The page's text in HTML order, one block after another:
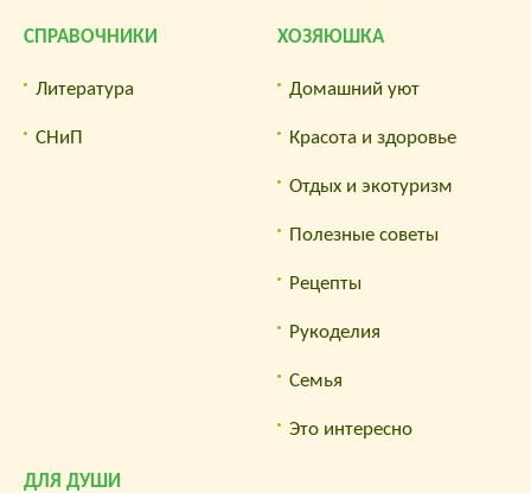
СПРАВОЧНИКИ
Литература
СНиП
ХОЗЯЮШКА
Домашний уют
Красота и здоровье
Отдых и экотуризм
Полезные советы
Рецепты
Рукоделия
Семья
Это интересно
ДЛЯ ДУШИ